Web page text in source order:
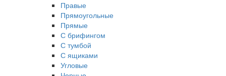
Правые
Прямоугольные
Прямые
С брифингом
С тумбой
С ящиками
Угловые